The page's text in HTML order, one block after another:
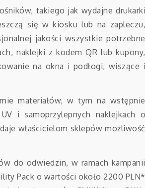
takiego jak wydajne drukarki
się w kiosku lub na zapleczu,
jakości wszystkie potrzebne
naklejki z kodem QR lub kupony,
na okna i podłogi, wiszące i
materiałów, w tym na wstępnie
i samoprzylepnych naklejkach o
właścicielom sklepów możliwość
do odwiedzin, w ramach kampanii
Pack o wartości około 2200 PLN*